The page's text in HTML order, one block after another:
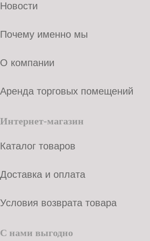
Новости
Почему именно мы
О компании
Аренда торговых помещений
Интернет-магазин
Каталог товаров
Доставка и оплата
Условия возврата товара
С нами выгодно